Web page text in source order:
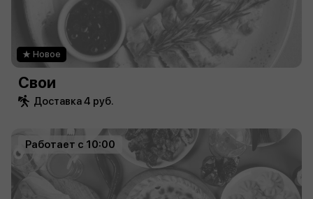
Новое
Свои
Доставка 4 руб.
Работает с 10:00